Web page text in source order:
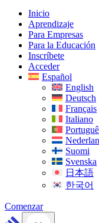
Inicio
Aprendizaje
Para Empresas
Para la Educación
Inscríbete
Acceder
Español
English
Deutsch
Français
Italiano
Suomi
Svenska
日本語
한국어
Comenzar